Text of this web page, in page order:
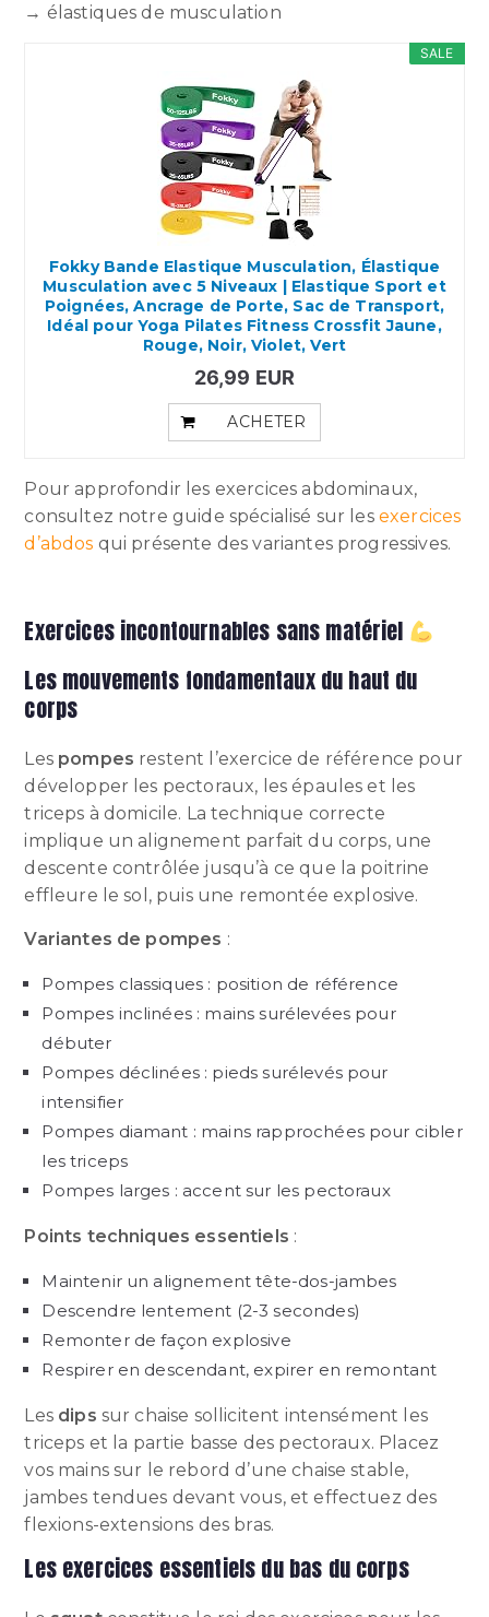
→ élastiques de musculation
SALE
Fokky Bande Elastique Musculation, Élastique
Musculation avec 5 Niveaux | Elastique Sport et
Poignées, Ancrage de Porte, Sac de Transport,
Idéal pour Yoga Pilates Fitness Crossfit Jaune,
Rouge, Noir, Violet, Vert
26,99 EUR
ACHETER
Pour approfondir les exercices abdominaux,
consultez notre guide spécialisé sur les exercices
d’abdos qui présente des variantes progressives.
Exercices incontournables sans matériel
Les mouvements fondamentaux du haut du
corps
Les pompes restent l’exercice de référence pour
développer les pectoraux, les épaules et les
triceps à domicile. La technique correcte
implique un alignement parfait du corps, une
descente contrôlée jusqu’à ce que la poitrine
effleure le sol, puis une remontée explosive.
Variantes de pompes :
Pompes classiques : position de référence
Pompes inclinées : mains surélevées pour
débuter
Pompes déclinées : pieds surélevés pour
intensifier
Pompes diamant : mains rapprochées pour cibler
les triceps
Pompes larges : accent sur les pectoraux
Points techniques essentiels :
Maintenir un alignement tête-dos-jambes
Descendre lentement (2-3 secondes)
Remonter de façon explosive
Respirer en descendant, expirer en remontant
Les dips sur chaise sollicitent intensément les
triceps et la partie basse des pectoraux. Placez
vos mains sur le rebord d’une chaise stable,
jambes tendues devant vous, et effectuez des
flexions-extensions des bras.
Les exercices essentiels du bas du corps